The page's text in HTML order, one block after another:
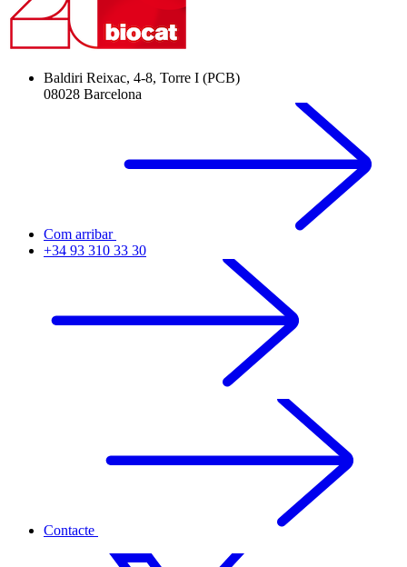
Baldiri Reixac, 4-8, Torre I (PCB)
08028 Barcelona
Com arribar
+34 93 310 33 30
Contacte